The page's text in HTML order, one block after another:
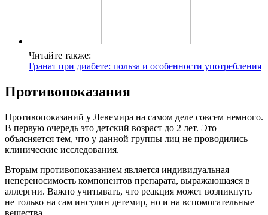
Читайте также:
Гранат при диабете: польза и особенности употребления
Противопоказания
Противопоказаний у Левемира на самом деле совсем немного.
В первую очередь это детский возраст до 2 лет. Это
объясняется тем, что у данной группы лиц не проводились
клинические исследования.
Вторым противопоказанием является индивидуальная
непереносимость компонентов препарата, выражающаяся в
аллергии. Важно учитывать, что реакция может возникнуть
не только на сам инсулин детемир, но и на вспомогательные